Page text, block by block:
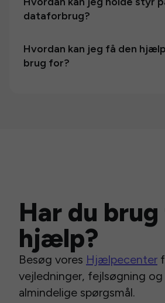
dataforbrug?
Hvordan kan jeg få den
brug for?
Har du
hjælp?
Besøg vores Hjælpecenter
vejledninger, fejlsøgning og
almindelige spørgsmål.